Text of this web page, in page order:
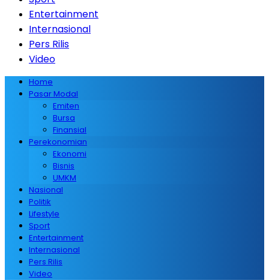
Entertainment
Internasional
Pers Rilis
Video
Home
Pasar Modal
Emiten
Bursa
Finansial
Perekonomian
Ekonomi
Bisnis
UMKM
Nasional
Politik
Lifestyle
Sport
Entertainment
Internasional
Pers Rilis
Video